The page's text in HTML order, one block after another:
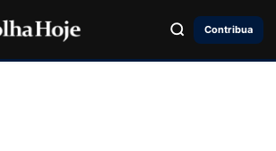
Contribua